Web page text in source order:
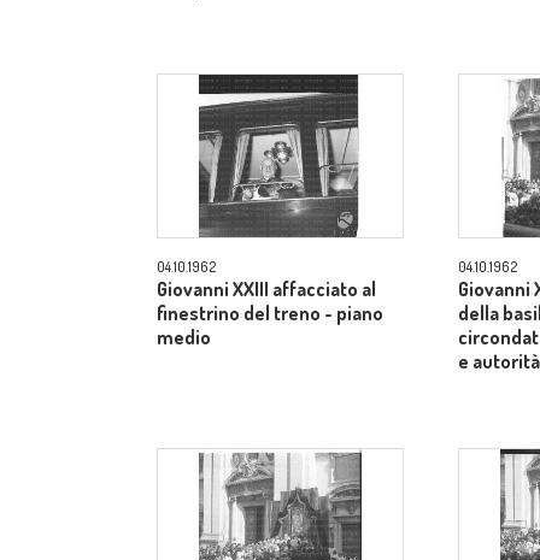
04.10.1962
Giovanni XXIII affacciato al
finestrino del treno - piano
medio
04.10.1962
Giovanni
della
e